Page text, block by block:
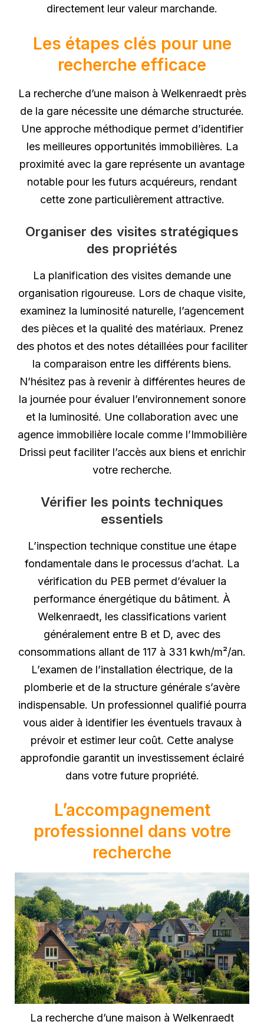
directement leur valeur marchande.
Les étapes clés pour une
recherche efficace
La recherche d’une maison à Welkenraedt près
de la gare nécessite une démarche structurée.
Une approche méthodique permet d’identifier
les meilleures opportunités immobilières. La
proximité avec la gare représente un avantage
notable pour les futurs acquéreurs, rendant
cette zone particulièrement attractive.
Organiser des visites stratégiques
des propriétés
La planification des visites demande une
organisation rigoureuse. Lors de chaque visite,
examinez la luminosité naturelle, l’agencement
des pièces et la qualité des matériaux. Prenez
des photos et des notes détaillées pour faciliter
la comparaison entre les différents biens.
N’hésitez pas à revenir à différentes heures de
la journée pour évaluer l’environnement sonore
et la luminosité. Une collaboration avec une
agence immobilière locale comme l’Immobilière
Drissi peut faciliter l’accès aux biens et enrichir
votre recherche.
Vérifier les points techniques
essentiels
L’inspection technique constitue une étape
fondamentale dans le processus d’achat. La
vérification du PEB permet d’évaluer la
performance énergétique du bâtiment. À
Welkenraedt, les classifications varient
généralement entre B et D, avec des
consommations allant de 117 à 331 kwh/m²/an.
L’examen de l’installation électrique, de la
plomberie et de la structure générale s’avère
indispensable. Un professionnel qualifié pourra
vous aider à identifier les éventuels travaux à
prévoir et estimer leur coût. Cette analyse
approfondie garantit un investissement éclairé
dans votre future propriété.
L’accompagnement
professionnel dans votre
recherche
La recherche d’une maison à Welkenraedt